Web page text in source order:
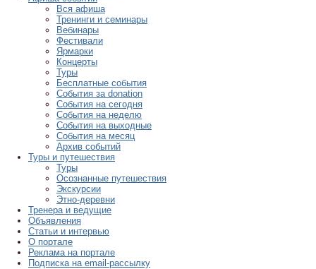
Вся афиша
Тренинги и семинары
Вебинары
Фестивали
Ярмарки
Концерты
Туры
Бесплатные события
События за donation
События на сегодня
События на неделю
События на выходные
События на месяц
Архив событий
Туры и путешествия
Туры
Осознанные путешествия
Экскурсии
Этно-деревни
Тренера и ведущие
Объявления
Статьи и интервью
О портале
Реклама на портале
Подписка на email-рассылку